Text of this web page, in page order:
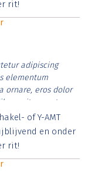
rit!
adipiscing
elementum
ornare, eros dolor
vitae erat.
id rutrum lorem
posuere.
of Y-AMT
en onder
rit!